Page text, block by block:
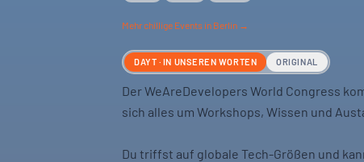
Mehrchillige Events in Berlin →
DAYT · IN UNSEREN WORTEN ORIGINAL
Der WeAreDevelopers World Congress
sich alles um Workshops, Wissen und
Du triffst auf globale Tech-Größen und